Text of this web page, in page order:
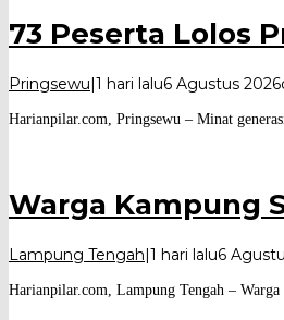
73 Peserta Lolos
Pringsewu|1 hari lalu6 Agustus 2026
Harianpilar.com, Pringsewu – Minat
Warga Kampung
Lampung Tengah 1 hari lalu6
Harianpilar.com, Lampung Tengah –